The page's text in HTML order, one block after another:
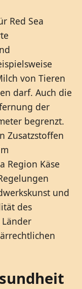
Red Sea
von Tieren
darf. Auch die
der
begrenzt.
Zusatzstoffen
Region Käse
und
des